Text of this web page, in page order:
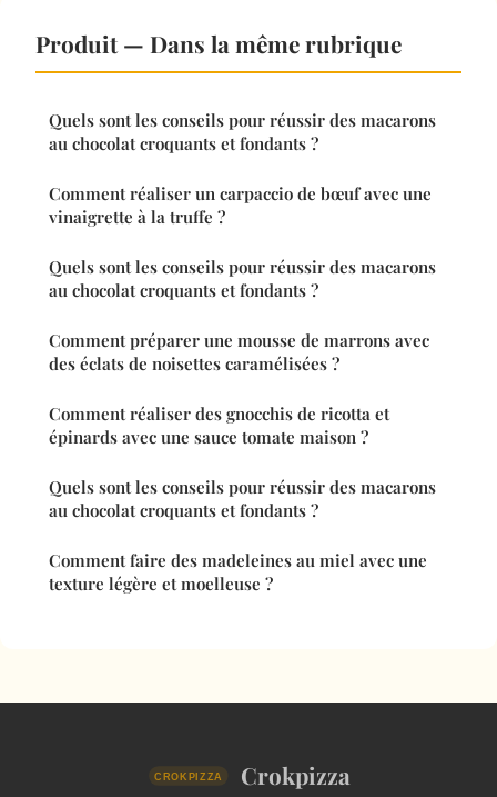
Produit — Dans la même rubrique
Quels sont les conseils pour réussir des macarons
au chocolat croquants et fondants ?
Comment réaliser un carpaccio de bœuf avec une
vinaigrette à la truffe ?
Quels sont les conseils pour réussir des macarons
au chocolat croquants et fondants ?
Comment préparer une mousse de marrons avec
des éclats de noisettes caramélisées ?
Comment réaliser des gnocchis de ricotta et
épinards avec une sauce tomate maison ?
Quels sont les conseils pour réussir des macarons
au chocolat croquants et fondants ?
Comment faire des madeleines au miel avec une
texture légère et moelleuse ?
Crokpizza